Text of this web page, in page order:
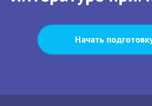
Начать